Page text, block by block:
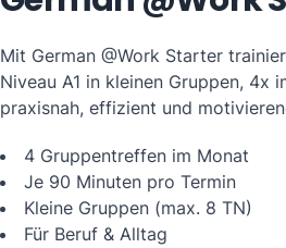
Mit German @Work Starter
Niveau A1 in kleinen Gruppen, 4x
praxisnah, effizient und
4 Gruppentreffen im Monat
Je 90 Minuten pro Termin
Kleine Gruppen (max. 8 TN)
Für Beruf & Alltag